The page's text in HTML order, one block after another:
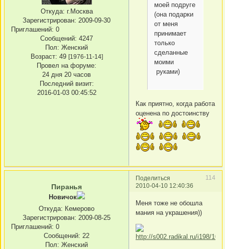
Откуда: г.Москва
Зарегистрирован: 2009-09-30
Приглашений: 0
Сообщений: 4247
Пол: Женский
Возраст: 49 [1976-11-14]
Провел на форуме:
24 дня 20 часов
Последний визит:
2016-01-03 00:45:52
моей подруге
(она подарки
от меня
принимает
только
сделанные
моими
руками)
Как приятно, когда работа
оценена по достоинству
Поделиться
114
2010-04-10 12:40:36
Пирaнья
Новичок
Откуда: Кемерово
Зарегистрирован: 2009-08-25
Приглашений: 0
Сообщений: 22
Пол: Женский
Меня тоже не обошла
мания на украшения))